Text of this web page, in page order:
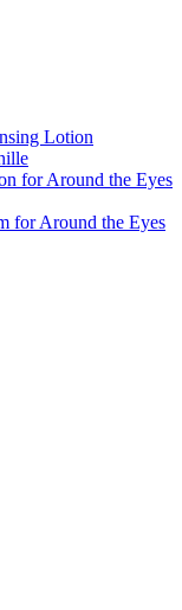
Lotion
for Around the Eyes
for Around the Eyes